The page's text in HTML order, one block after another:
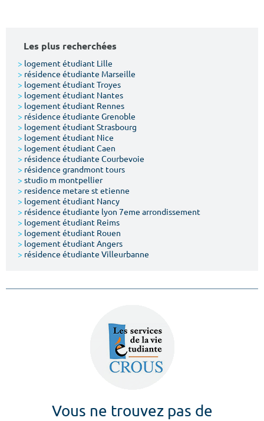
Votre date d'entrée
Chercher
Les plus recherchées
> logement étudiant Lille
> résidence étudiante Marseille
> logement étudiant Troyes
> logement étudiant Nantes
> logement étudiant Rennes
> résidence étudiante Grenoble
> logement étudiant Strasbourg
> logement étudiant Nice
> logement étudiant Caen
> résidence étudiante Courbevoie
> résidence grandmont tours
> studio m montpellier
> residence metare st etienne
> logement étudiant Nancy
> résidence étudiante lyon 7eme arrondissement
> logement étudiant Reims
> logement étudiant Rouen
> logement étudiant Angers
> résidence étudiante Villeurbanne
Vous ne trouvez pas de